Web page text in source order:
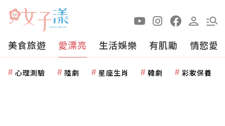
美食旅遊 愛漂亮 生活娛樂 有肌勵 情慾愛
心理測驗 陸劇 星座生肖 韓劇 彩妝保養